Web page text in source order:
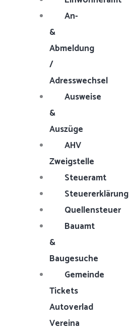
An-
&
Abmeldung
/
Adresswechsel
Ausweise
&
Auszüge
AHV
Zweigstelle
Steueramt
Steuererklärung
Quellensteuer
Bauamt
&
Baugesuche
Gemeinde
Tickets
Autoverlad
Vereina